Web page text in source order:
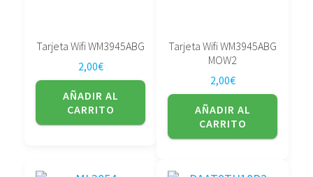
Tarjeta Wifi WM3945ABG
2,00€
AÑADIR AL
CARRITO
Tarjeta Wifi WM3945ABG
MOW2
2,00€
AÑADIR AL
CARRITO